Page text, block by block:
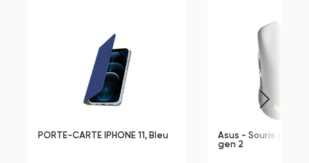
PORTE-CARTE IPHONE 11, Bleu
Asus - Souris
gen 2